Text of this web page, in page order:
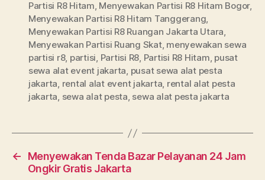
Partisi R8 Hitam, Menyewakan Partisi R8 Hitam Bogor,
Menyewakan Partisi R8 Hitam Tanggerang,
Menyewakan Partisi R8 Ruangan Jakarta Utara,
Menyewakan Partisi Ruang Skat, menyewakan sewa
partisi r8, partisi, Partisi R8, Partisi R8 Hitam, pusat
sewa alat event jakarta, pusat sewa alat pesta
jakarta, rental alat event jakarta, rental alat pesta
jakarta, sewa alat pesta, sewa alat pesta jakarta
←
Menyewakan Tenda Bazar Pelayanan 24 Jam
Ongkir Gratis Jakarta